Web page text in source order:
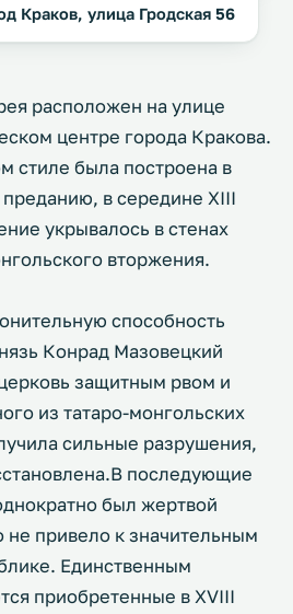
Краков, улица Гродская 56
расположен на улице
центре города Кракова.
стиле была построена в
преданию, в середине XIII
укрывалось в стенах
вторжения.
способность
Конрад Мазовецкий
защитным рвом и
из татаро-монгольских
сильные разрушения,
последующие
был жертвой
не привело к значительным
Единственным
приобретенные в XVIII